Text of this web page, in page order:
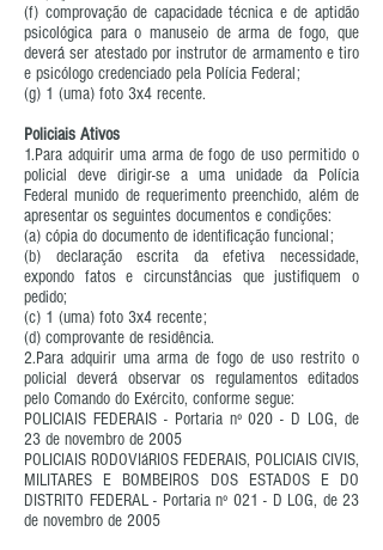
(f) comprovação de capacidade técnica e de aptidão
psicológica para o manuseio de arma de fogo, que
deverá ser atestado por instrutor de armamento e tiro
e psicólogo credenciado pela Polícia Federal;
(g) 1 (uma) foto 3x4 recente.
Policiais Ativos
1.Para adquirir uma arma de fogo de uso permitido o
policial deve dirigir-se a uma unidade da Polícia
Federal munido de requerimento preenchido, além de
apresentar os seguintes documentos e condições:
(a) cópia do documento de identificação funcional;
(b) declaração escrita da efetiva necessidade,
expondo fatos e circunstâncias que justifiquem o
pedido;
(c) 1 (uma) foto 3x4 recente;
(d) comprovante de residência.
2.Para adquirir uma arma de fogo de uso restrito o
policial deverá observar os regulamentos editados
pelo Comando do Exército, conforme segue:
POLICIAIS FEDERAIS - Portaria nº 020 - D LOG, de
23 de novembro de 2005
POLICIAIS RODOVIáRIOS FEDERAIS, POLICIAIS CIVIS,
MILITARES E BOMBEIROS DOS ESTADOS E DO
DISTRITO FEDERAL - Portaria nº 021 - D LOG, de 23
de novembro de 2005